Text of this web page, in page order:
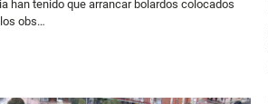
han tenido que arrancar bolardos colocados
obs…